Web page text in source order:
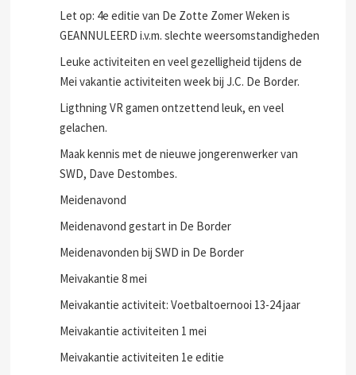
Let op: 4e editie van De Zotte Zomer Weken is
GEANNULEERD i.v.m. slechte weersomstandigheden
Leuke activiteiten en veel gezelligheid tijdens de
Mei vakantie activiteiten week bij J.C. De Border.
Ligthning VR gamen ontzettend leuk, en veel
gelachen.
Maak kennis met de nieuwe jongerenwerker van
SWD, Dave Destombes.
Meidenavond
Meidenavond gestart in De Border
Meidenavonden bij SWD in De Border
Meivakantie 8 mei
Meivakantie activiteit: Voetbaltoernooi 13-24 jaar
Meivakantie activiteiten 1 mei
Meivakantie activiteiten 1e editie